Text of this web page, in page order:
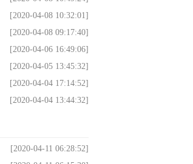
[2020-04-08 10:32:01]
[2020-04-08 09:17:40]
[2020-04-06 16:49:06]
[2020-04-05 13:45:32]
[2020-04-04 17:14:52]
[2020-04-04 13:44:32]
[2020-04-11 06:28:52]